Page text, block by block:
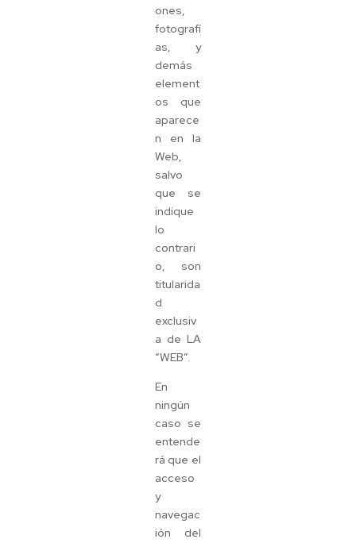
ones,
fotografí
as, y
demás
element
os que
aparece
n en la
Web,
salvo
que se
indique
lo
contrari
o, son
titularida
d
exclusiv
a de LA
“WEB”.
En
ningún
caso se
entende
rá que el
acceso
y
navegac
ión del